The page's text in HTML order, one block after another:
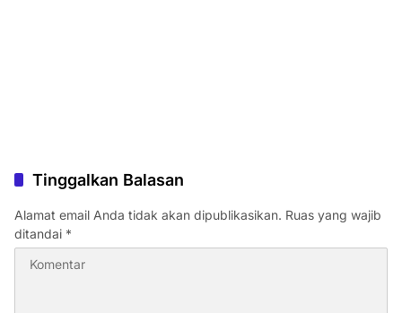
Tinggalkan Balasan
Alamat email Anda tidak akan dipublikasikan. Ruas yang wajib
ditandai *